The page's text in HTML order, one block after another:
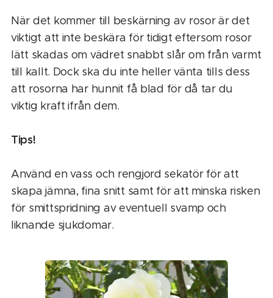
När det kommer till beskärning av rosor är det
viktigt att inte beskära för tidigt eftersom rosor
lätt skadas om vädret snabbt slår om från varmt
till kallt. Dock ska du inte heller vänta tills dess
att rosorna har hunnit få blad för då tar du
viktig kraft ifrån dem.
Tips!
Använd en vass och rengjord sekatör för att
skapa jämna, fina snitt samt för att minska risken
för smittspridning av eventuell svamp och
liknande sjukdomar.